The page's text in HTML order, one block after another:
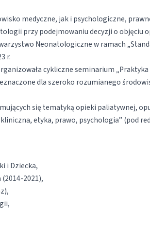
medyczne, jak i psychologiczne,
przy podejmowaniu decyzji o objęciu
Neonatologiczne w ramach
r.
cykliczne seminarium „Praktyka
dla szeroko rozumianego
się tematyką opieki paliatywnej,
etyka, prawo, psychologia” (pod
i Dziecka,
2021),